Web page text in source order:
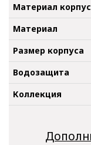
Материал
Материал
Размер корпуса
Водозащита
Коллекция